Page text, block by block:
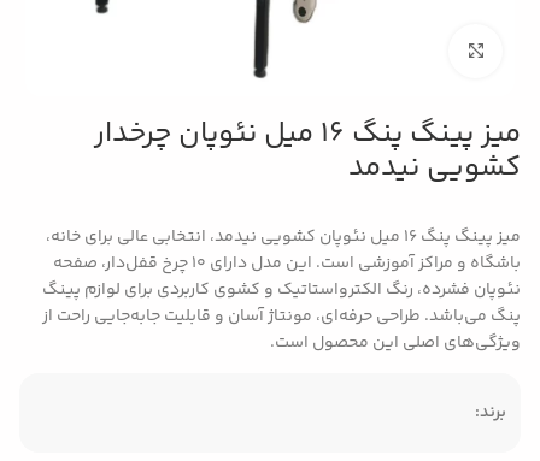
میز پینگ پنگ 16 میل نئوپان چرخدار
کشویی نیدمد
میز پینگ پنگ ۱۶ میل نئوپان کشویی نیدمد، انتخابی عالی برای خانه،
باشگاه و مراکز آموزشی است. این مدل دارای ۱۰ چرخ قفل‌دار، صفحه
نئوپان فشرده، رنگ الکترواستاتیک و کشوی کاربردی برای لوازم پینگ
پنگ می‌باشد. طراحی حرفه‌ای، مونتاژ آسان و قابلیت جابه‌جایی راحت از
ویژگی‌های اصلی این محصول است.
برند: